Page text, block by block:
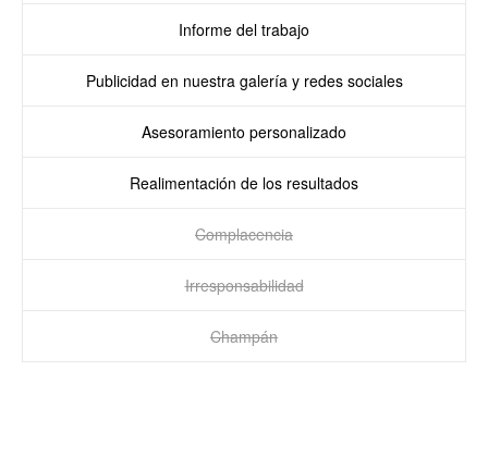
Informe del trabajo
Publicidad en nuestra galería y redes sociales
Asesoramiento personalizado
Realimentación de los resultados
Complacencia
Irresponsabilidad
Champán